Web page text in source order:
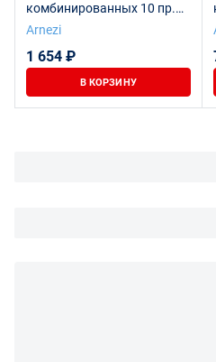
комбинированных 10 пр.
ARNEZI R1031010
Arnezi
1 654 ₽
В КОРЗИНУ